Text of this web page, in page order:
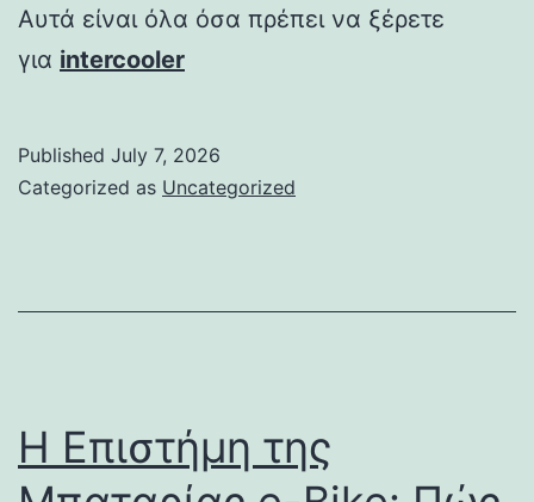
Αυτά είναι όλα όσα πρέπει να ξέρετε
για intercooler
Published July 7, 2026
Categorized as Uncategorized
Η Επιστήμη της